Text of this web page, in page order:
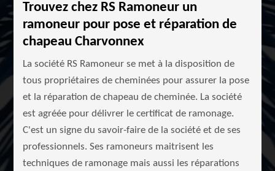
Trouvez chez RS Ramoneur un
ramoneur pour pose et réparation de
chapeau Charvonnex
La société RS Ramoneur se met à la disposition de
tous propriétaires de cheminées pour assurer la pose
et la réparation de chapeau de cheminée. La société
est agréée pour délivrer le certificat de ramonage.
C'est un signe du savoir-faire de la société et de ses
professionnels. Ses ramoneurs maitrisent les
techniques de ramonage mais aussi les réparations